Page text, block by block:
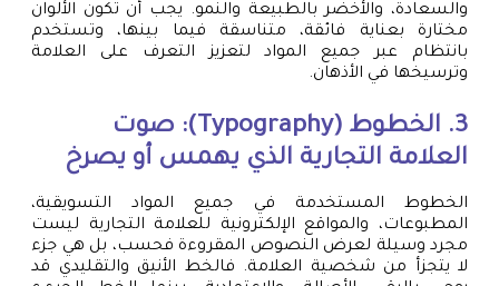
والسعادة، والأخضر بالطبيعة والنمو. يجب أن تكون الألوان
مختارة بعناية فائقة، متناسقة فيما بينها، وتستخدم
بانتظام عبر جميع المواد لتعزيز التعرف على العلامة
وترسيخها في الأذهان.
3. الخطوط (Typography): صوت
العلامة التجارية الذي يهمس أو يصرخ
الخطوط المستخدمة في جميع المواد التسويقية،
المطبوعات، والمواقع الإلكترونية للعلامة التجارية ليست
مجرد وسيلة لعرض النصوص المقروءة فحسب، بل هي جزء
لا يتجزأ من شخصية العلامة. فالخط الأنيق والتقليدي قد